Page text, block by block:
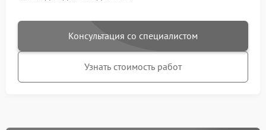
Консультация со специалистом
Узнать стоимость работ